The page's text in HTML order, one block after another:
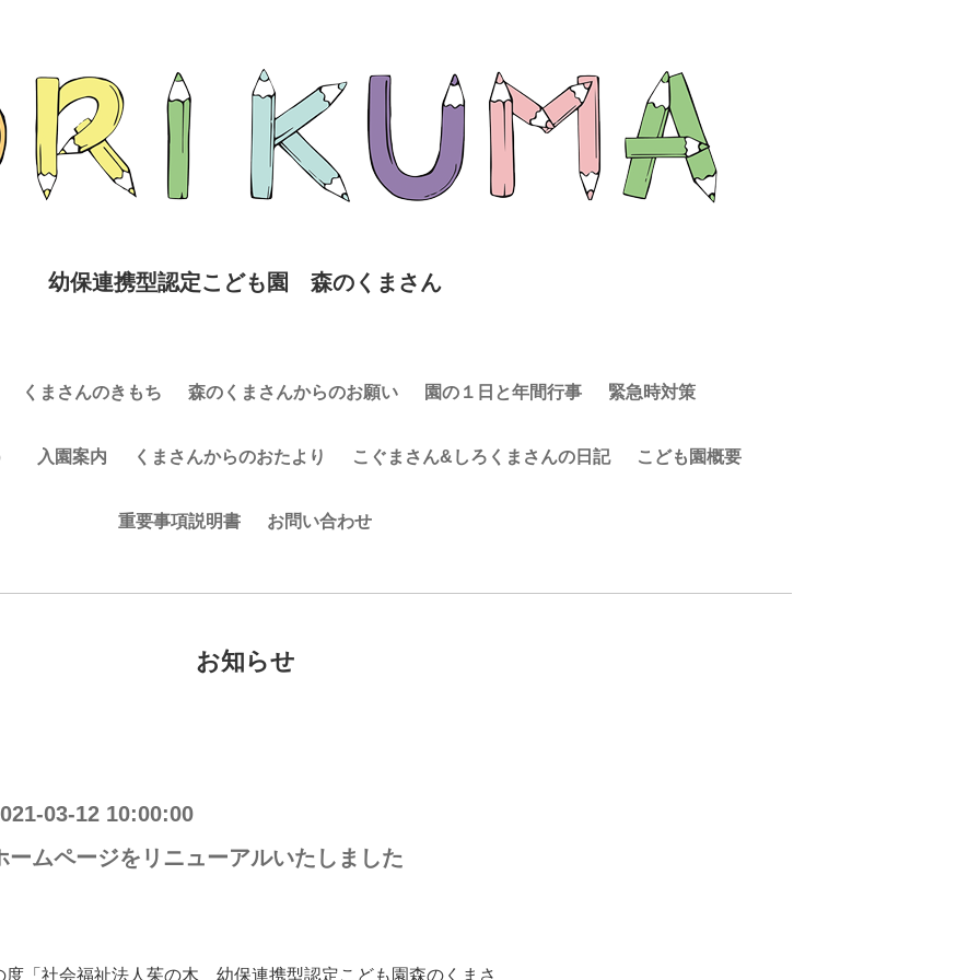
幼保連携型認定こども園 森のくまさん
くまさんのきもち 森のくまさんからのお願い 園の１日と年間行事 緊急時対策
入園案内 くまさんからのおたより こぐまさん&しろくまさんの日記 こども園概要
重要事項説明書 お問い合わせ
お知らせ
03-12 10:00:00
ームページをリニューアルいたしました
度「社会福祉法人茱の木 幼保連携型認定こども園森のくまさ